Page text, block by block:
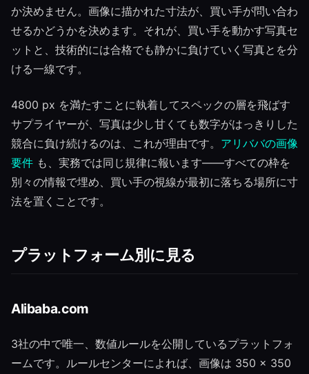
か決めません。画像に描かれた寸法が、買い手が問い合わ
せるかどうかを決めます。それが、買い手を動かす写真セ
ットと、技術的には合格でも静かに負けていく写真とを分
ける一線です。
4800 px を満たすことに執着してスペックの層を飛ばす
サプライヤーが、写真は少し甘くても数字がはっきりした
競合に負け続けるのは、これが理由です。 アリババの画像
要件 も、実務では同じ規律に報います——すべての枠を
別々の情報で埋め、買い手の視線が最初に落ちる場所に寸
法を置くことです。
プラットフォーム別に見る
Alibaba.com
3社の中で唯一、数値ルールを公開しているプラットフォ
ームです。ルールセンターによれば、画像は 350 × 350